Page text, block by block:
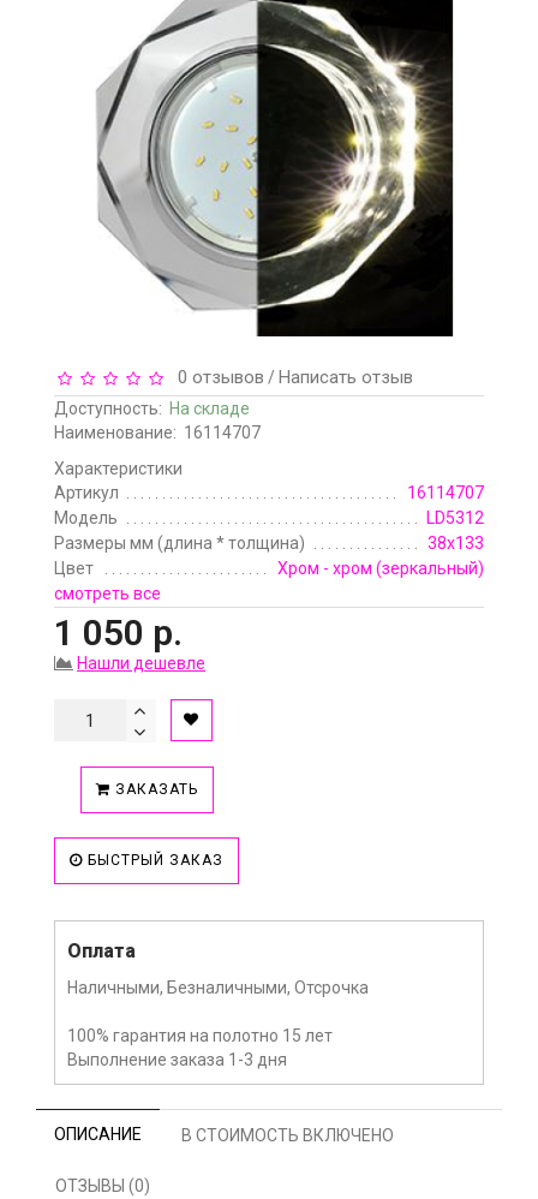
0 отзывов /Написать отзыв
Доступность: На складе
Наименование: 16114707
Характеристики
Артикул
16114707
Модель
LD5312
Размеры мм (длина * толщина)
38х133
Цвет
Хром - хром (зеркальный)
смотреть все
1 050 р.
Нашли дешевле
ЗАКАЗАТЬ
БЫСТРЫЙ ЗАКАЗ
Оплата
Наличными, Безналичными, Отсрочка
100% гарантия на полотно 15 лет
Выполнение заказа 1-3 дня
ОПИСАНИЕ В СТОИМОСТЬ ВКЛЮЧЕНО
ОТЗЫВЫ (0)